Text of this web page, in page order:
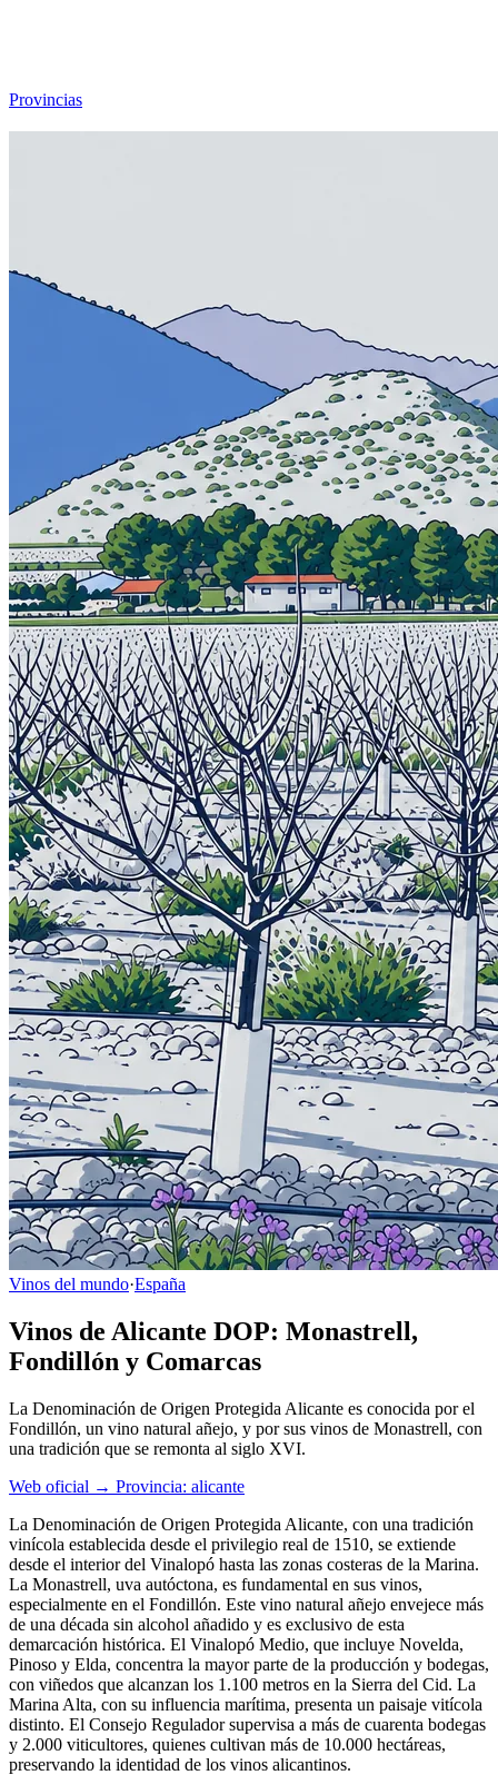
Provincias
Vinos del mundo·España
Vinos de Alicante DOP: Monastrell,
Fondillón y Comarcas
La Denominación de Origen Protegida Alicante es conocida por el
Fondillón, un vino natural añejo, y por sus vinos de Monastrell, con
una tradición que se remonta al siglo XVI.
Web oficial → Provincia: alicante
La Denominación de Origen Protegida Alicante, con una tradición
vinícola establecida desde el privilegio real de 1510, se extiende
desde el interior del Vinalopó hasta las zonas costeras de la Marina.
La Monastrell, uva autóctona, es fundamental en sus vinos,
especialmente en el Fondillón. Este vino natural añejo envejece más
de una década sin alcohol añadido y es exclusivo de esta
demarcación histórica. El Vinalopó Medio, que incluye Novelda,
Pinoso y Elda, concentra la mayor parte de la producción y bodegas,
con viñedos que alcanzan los 1.100 metros en la Sierra del Cid. La
Marina Alta, con su influencia marítima, presenta un paisaje vitícola
distinto. El Consejo Regulador supervisa a más de cuarenta bodegas
y 2.000 viticultores, quienes cultivan más de 10.000 hectáreas,
preservando la identidad de los vinos alicantinos.